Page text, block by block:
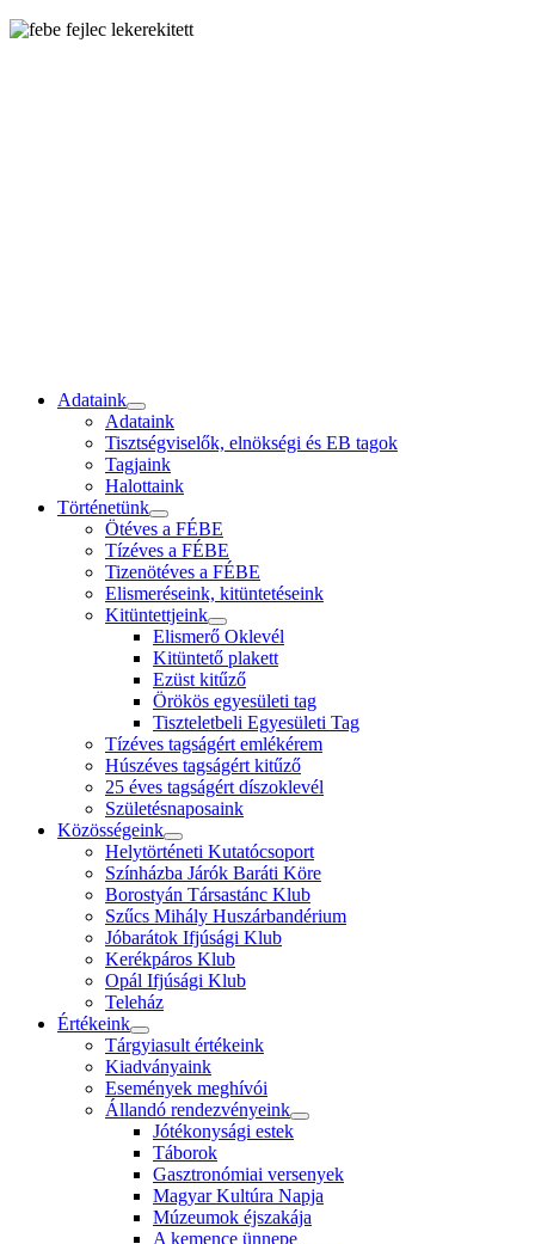
Adataink
Adataink
Tisztségviselők, elnökségi és EB tagok
Tagjaink
Halottaink
Történetünk
Ötéves a FÉBE
Tízéves a FÉBE
Tizenötéves a FÉBE
Elismeréseink, kitüntetéseink
Kitüntettjeink
Elismerő Oklevél
Kitüntető plakett
Ezüst kitűző
Örökös egyesületi tag
Tiszteletbeli Egyesületi Tag
Tízéves tagságért emlékérem
Húszéves tagságért kitűző
25 éves tagságért díszoklevél
Születésnaposaink
Közösségeink
Helytörténeti Kutatócsoport
Színházba Járók Baráti Köre
Borostyán Társastánc Klub
Szűcs Mihály Huszárbandérium
Jóbarátok Ifjúsági Klub
Kerékpáros Klub
Opál Ifjúsági Klub
Teleház
Értékeink
Tárgyiasult értékeink
Kiadványaink
Események meghívói
Állandó rendezvényeink
Jótékonysági estek
Táborok
Gasztronómiai versenyek
Magyar Kultúra Napja
Múzeumok éjszakája
A kemence ünnepe